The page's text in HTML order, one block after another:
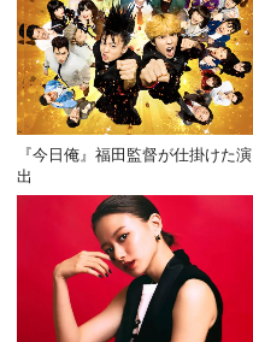
『今日俺』福田監督が仕掛けた演
出